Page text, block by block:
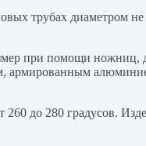
трубах диаметром
при помощи ножниц,
до 280 градусов.